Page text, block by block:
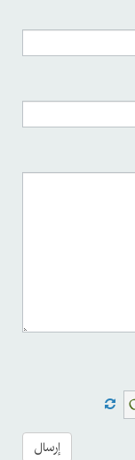
إرسال